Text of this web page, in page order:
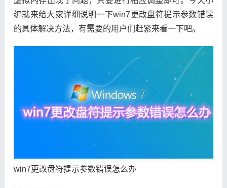
编就来给大家详细说明一下win7更改盘符提示参数错误
的具体解决方法，有需要的用户们赶紧来看一下吧。
win7更改盘符提示参数错误怎么办